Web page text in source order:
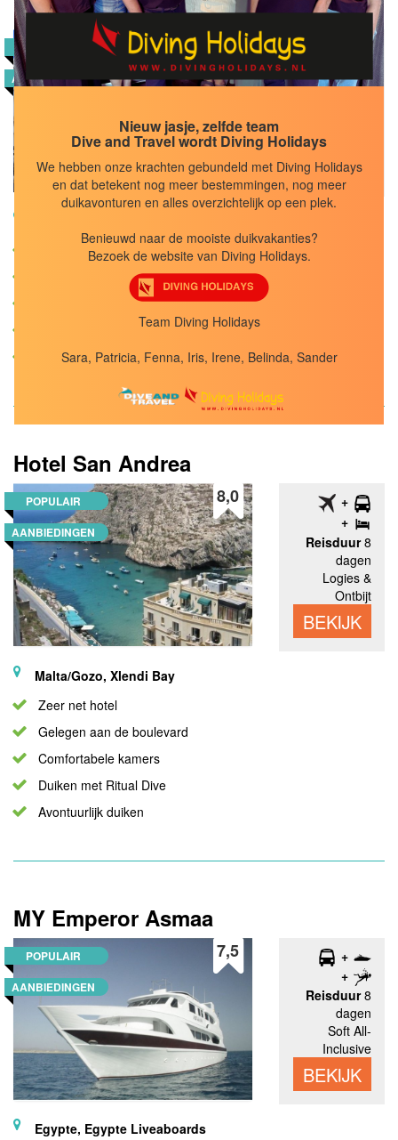
Block Gozo
AANBIEDINGEN
8,4
Reisduur8
BEKIJK
Kleinschalig en eenvoudig
Vlakbij de boulevard
Hotelkamers/appartementen
Duiken met Ritual Dive
Grotten en wrakken
Hotel San Andrea
POPULAIR
AANBIEDINGEN
8,0
Reisduur8
dagen
Logies &
Ontbijt
BEKIJK
Malta/Gozo, Xlendi Bay
Zeer net hotel
Gelegen aan de boulevard
Comfortabele kamers
Duiken met Ritual Dive
Avontuurlijk duiken
MY Emperor Asmaa
POPULAIR
AANBIEDINGEN
7,5
Reisduur8
dagen
Soft All-
Inclusive
BEKIJK
Egypte, Egypte Liveaboards
Nieuw jasje, zelfde team
Dive and Travel wordt Diving Holidays
We hebben onze krachten gebundeld met Diving Holidays
en dat betekent nog meer bestemmingen, nog meer
duikavonturen en alles overzichtelijk op een plek.
Benieuwd naar de mooiste duikvakanties?
Bezoek de website van Diving Holidays.
Team Diving Holidays
Sara, Patricia, Fenna, Iris, Irene, Belinda, Sander